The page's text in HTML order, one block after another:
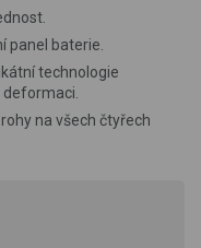
panel baterie.
technologie
na všech čtyřech